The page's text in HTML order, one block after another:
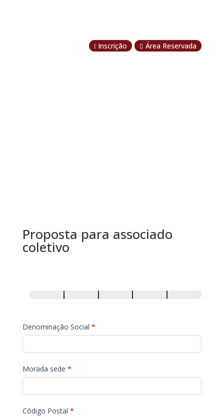
l Inscrição  Área Reservada
Proposta para associado
coletivo
Associado
Efetivo
Denominação Social *
Morada sede *
Código Postal *